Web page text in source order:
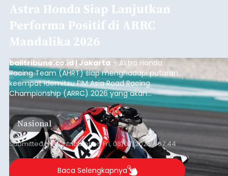
Astra Honda Siap Lanjutkan
Performa Positif di ARRC
Mandalika 2026
balitribune.co.id | Jakarta – Astra Honda
Racing Team (AHRT) siap menghadapi putaran
keempat Idemitsu FIM Asia Road Racing
Championship (ARRC) 2026 yang akan
berlangsung di Pertamina Mandalika
International Circuit, Lombok, Nusa Tenggara
Barat, pada 7–9 Agustus 2026.
Nasional
Submitted bycontributoronFri, 08/07/2026 - 07:44
Baca Selengkapnya